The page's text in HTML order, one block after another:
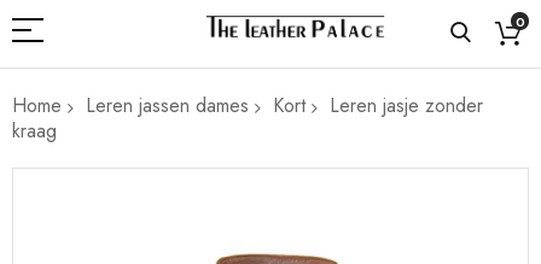
0
Home Leren jassen dames Kort
Leren jasje zonder
kraag